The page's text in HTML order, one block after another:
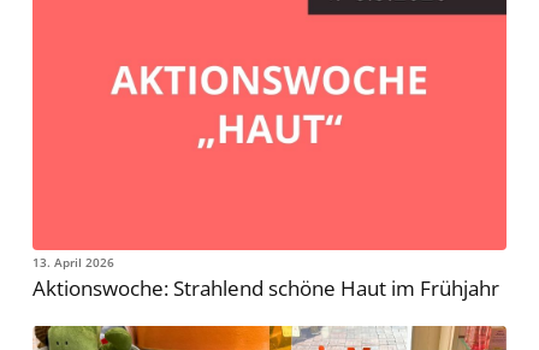
13. April 2026
Aktionswoche: Strahlend schöne Haut im Frühjahr